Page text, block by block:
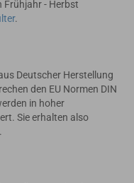
Frühjahr - Herbst
.
Deutscher Herstellung
den EU Normen DIN
in hoher
Sie erhalten also